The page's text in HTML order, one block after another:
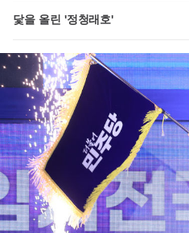
닻을 올린 '정청래호'